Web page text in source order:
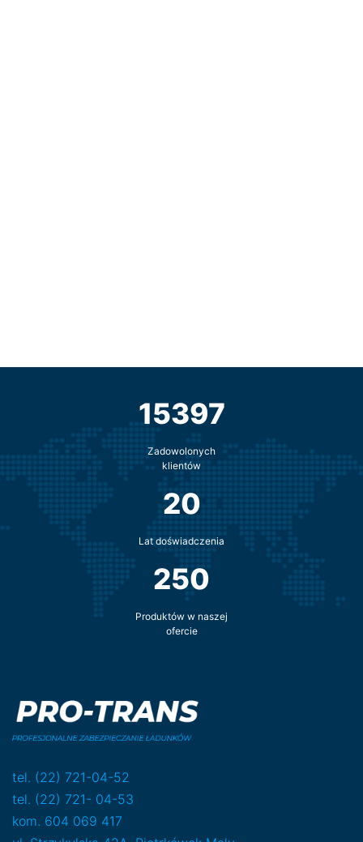
15397
Zadowolonych
klientów
20
Lat doświadczenia
250
Produktów w naszej
ofercie
tel. (22) 721-04-52
tel. (22) 721- 04-53
kom. 604 069 417